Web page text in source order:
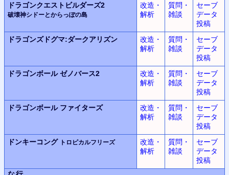
ドラゴンクエストビルダーズ2
破壊神シドーとからっぽの島
改造・
解析
質問・
雑談
セーブ
データ
投稿
ドラゴンズドグマ:ダークアリズン
改造・
解析
質問・
雑談
セーブ
データ
投稿
ドラゴンボールゼノバース2
改造・
解析
質問・
雑談
セーブ
データ
投稿
ドラゴンボール ファイターズ
改造・
解析
質問・
雑談
セーブ
データ
投稿
ドンキーコング トロピカルフリーズ
改造・
解析
質問・
雑談
セーブ
データ
投稿